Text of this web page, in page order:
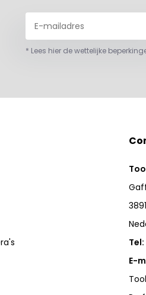
* Lees hier de wettelijke
Tel:
E-